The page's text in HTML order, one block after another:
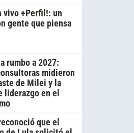
vivo +Perfil!: un
gente que piensa
rumbo a 2027:
midieron
de Milei y la
liderazgo en el
que el